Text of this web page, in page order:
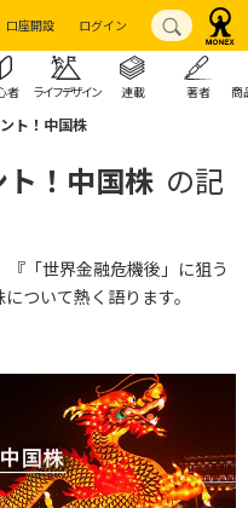
口座開設 ログイン
者 ライフデザイン 連載 著者 商
ト！中国株
！中国株 の記
『「世界金融危機後」に狙う
ついて熱く語ります。